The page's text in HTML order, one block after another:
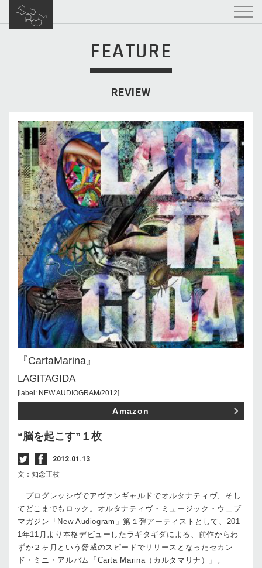
FEATURE
REVIEW
『CartaMarina』
LAGITAGIDA
[label: NEW AUDIOGRAM/2012]
Amazon
“脳を起こす”１枚
2012.01.13
文：知念正枝
プログレッシヴでアヴァンギャルドでオルタナティヴ、そし
てどこまでもロック。オルタナティヴ・ミュージック・ウェブ
マガジン「New Audiogram」第１弾アーティストとして、201
1年11月より本格デビューしたラギタギダによる、前作からわ
ずか２ヶ月という脅威のスピードでリリースとなったセカン
ド・ミニ・アルバム「Carta Marina（カルタマリナ）」。